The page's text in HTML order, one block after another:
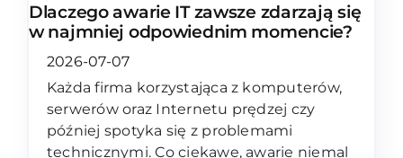
Dlaczego awarie IT zawsze zdarzają się
w najmniej odpowiednim momencie?
2026-07-07
Każda firma korzystająca z komputerów,
serwerów oraz Internetu prędzej czy
później spotyka się z problemami
technicznymi. Co ciekawe, awarie niemal